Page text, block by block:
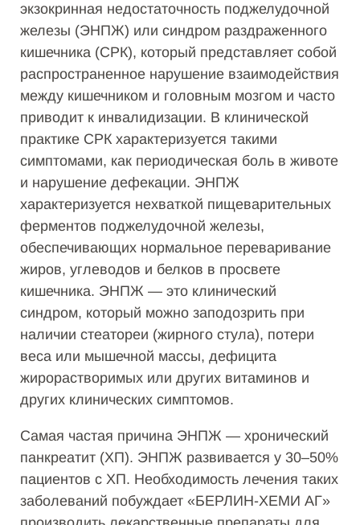
экзокринная недостаточность поджелудочной
железы (ЭНПЖ) или синдром раздраженного
кишечника (СРК), который представляет собой
распространенное нарушение взаимодействия
между кишечником и головным мозгом и часто
приводит к инвалидизации. В клинической
практике СРК характеризуется такими
симптомами, как периодическая боль в животе
и нарушение дефекации. ЭНПЖ
характеризуется нехваткой пищеварительных
ферментов поджелудочной железы,
обеспечивающих нормальное переваривание
жиров, углеводов и белков в просвете
кишечника. ЭНПЖ — это клинический
синдром, который можно заподозрить при
наличии стеатореи (жирного стула), потери
веса или мышечной массы, дефицита
жирорастворимых или других витаминов и
других клинических симптомов.
Самая частая причина ЭНПЖ — хронический
панкреатит (ХП). ЭНПЖ развивается у 30–50%
пациентов с ХП. Необходимость лечения таких
заболеваний побуждает «БЕРЛИН-ХЕМИ АГ»